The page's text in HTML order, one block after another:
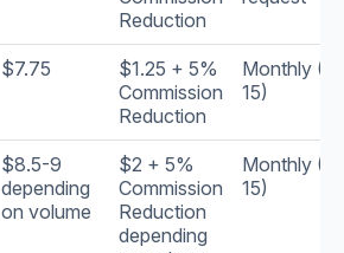
Reduction
$7.75
$1.25 + 5%
Commission
Reduction
Monthly (1–
15)
$8.5-9
depending
on volume
$2 + 5%
Commission
Reduction
depending
Monthly (1–
15)